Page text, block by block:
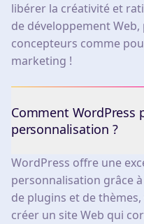
libérer la créativité et
de développement
concepteurs comme
marketing !
Comment WordPress
personnalisation ?
WordPress offre une
personnalisation grâce
de plugins et de
créer un site Web qui